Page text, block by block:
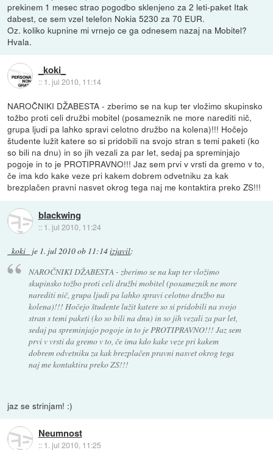
prekinem 1 mesec strao pogodbo sklenjeno za 2 leti-paket Itak
dabest, ce sem vzel telefon Nokia 5230 za 70 EUR.
Oz. koliko kupnine mi vrnejo ce ga odnesem nazaj na Mobitel?
Hvala.
_koki_
:: 1. jul 2010, 11:14
NAROČNIKI DŽABESTA - zberimo se na kup ter vložimo skupinsko
tožbo proti celi družbi mobitel (posameznik ne more narediti nič,
grupa ljudi pa lahko spravi celotno družbo na kolena)!!! Hočejo
študente lužit katere so si pridobili na svojo stran s temi paketi (ko
so bili na dnu) in so jih vezali za par let, sedaj pa spreminjajo
pogoje in to je PROTIPRAVNO!!! Jaz sem prvi v vrsti da gremo v to,
če ima kdo kake veze pri kakem dobrem odvetniku za kak
brezplačen pravni nasvet okrog tega naj me kontaktira preko ZS!!!
blackwing
:: 1. jul 2010, 11:24
_koki_ je 1. jul 2010 ob 11:14izjavil:
NAROČNIKI DŽABESTA - zberimo se na kup ter vložimo
skupinsko tožbo proti celi družbi mobitel (posameznik ne more
narediti nič, grupa ljudi pa lahko spravi celotno družbo na
kolena)!!! Hočejo študente lužit katere so si pridobili na svojo
stran s temi paketi (ko so bili na dnu) in so jih vezali za par let,
sedaj pa spreminjajo pogoje in to je PROTIPRAVNO!!! Jaz sem
prvi v vrsti da gremo v to, če ima kdo kake veze pri kakem
dobrem odvetniku za kak brezplačen pravni nasvet okrog tega
naj me kontaktira preko ZS!!!
jaz se strinjam! :)
Neumnost
:: 1. jul 2010, 11:25